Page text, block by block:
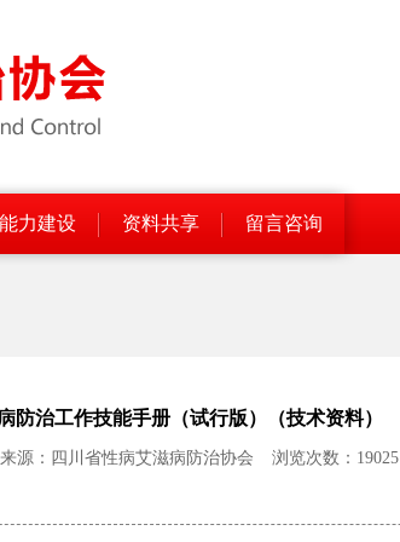
能力建设 资料共享 留言咨询
防治工作技能手册（试行版）（技术资料）
来源：四川省性病艾滋病防治协会 浏览次数：19025